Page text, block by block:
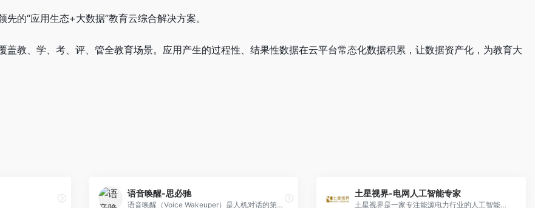
的“应用生态+大数据”教育云综合解决方案。
盖教、学、考、评、管全教育场景。应用产生的过程性、结果性数据在云平台常态化数据积累，让数据资产化，为教育大
语音唤醒-思必驰
语音唤醒（Voice Wakeuper）是人机对话的第一步。通过在设备或软件中预制唤醒词，将设备在休眠待机的状态中唤醒，进入等待指令的状态
土星视界-电网人工智能专家
土星视界是一家专注能源电力行业的人工智能技术公司